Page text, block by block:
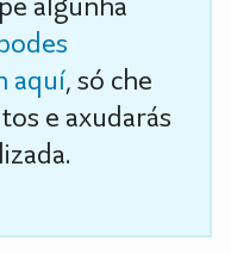
aquí, só che
e axudarás